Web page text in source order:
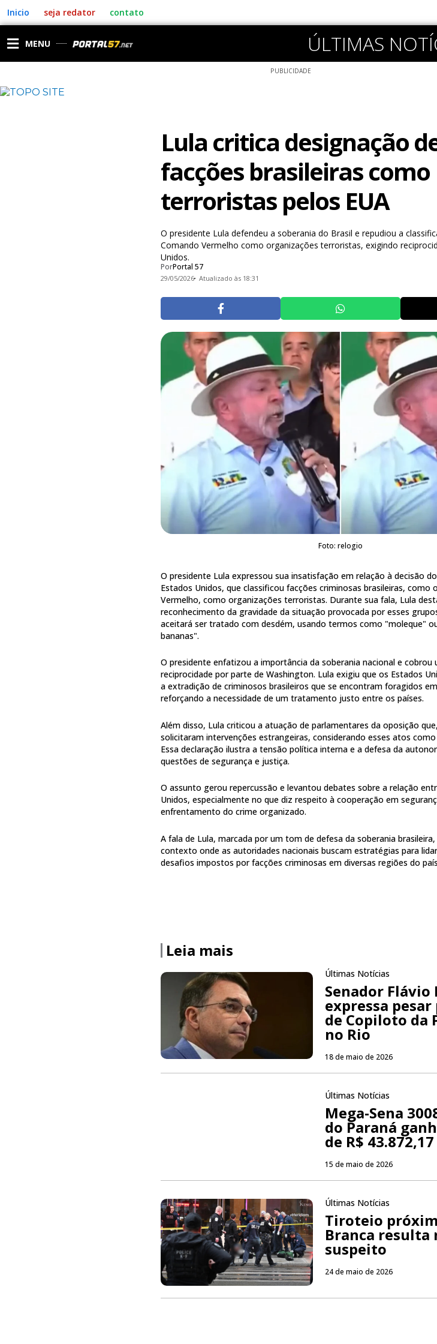
para
o
conteúdo
Inicio seja redator contato
MENU ÚLTIMAS
PUBLICIDADE
Lula critica designação
facções brasileiras como
terroristas pelos EUA
O presidente Lula defendeu a soberania do Brasil e repudiou a
Comando Vermelho como organizações terroristas, exigindo
Unidos.
PorPortal 57
29/05/2026 Atualizado às 18:31
Foto: relogio
O presidente Lula expressou sua insatisfação em relação à decisão
Estados Unidos, que classificou facções criminosas brasileiras, como
Vermelho, como organizações terroristas. Durante sua fala, Lula
reconhecimento da gravidade da situação provocada por esses
aceitará ser tratado com desdém, usando termos como "moleque"
bananas".
O presidente enfatizou a importância da soberania nacional e cobrou
reciprocidade por parte de Washington. Lula exigiu que os Estados
a extradição de criminosos brasileiros que se encontram foragidos
reforçando a necessidade de um tratamento justo entre os países.
Além disso, Lula criticou a atuação de parlamentares da oposição
solicitaram intervenções estrangeiras, considerando esses atos
Essa declaração ilustra a tensão política interna e a defesa da
questões de segurança e justiça.
O assunto gerou repercussão e levantou debates sobre a relação
Unidos, especialmente no que diz respeito à cooperação em
enfrentamento do crime organizado.
A fala de Lula, marcada por um tom de defesa da soberania
contexto onde as autoridades nacionais buscam estratégias para
desafios impostos por facções criminosas em diversas regiões do
Leia mais
Últimas Notícias
Senador Flávio
expressa
de Copiloto da
no Rio
18 de maio de 2026
Últimas Notícias
Mega-Sena
do Paraná
de R$ 43.872,17
15 de maio de 2026
Últimas Notícias
Tiroteio
Branca resulta
suspeito
24 de maio de 2026